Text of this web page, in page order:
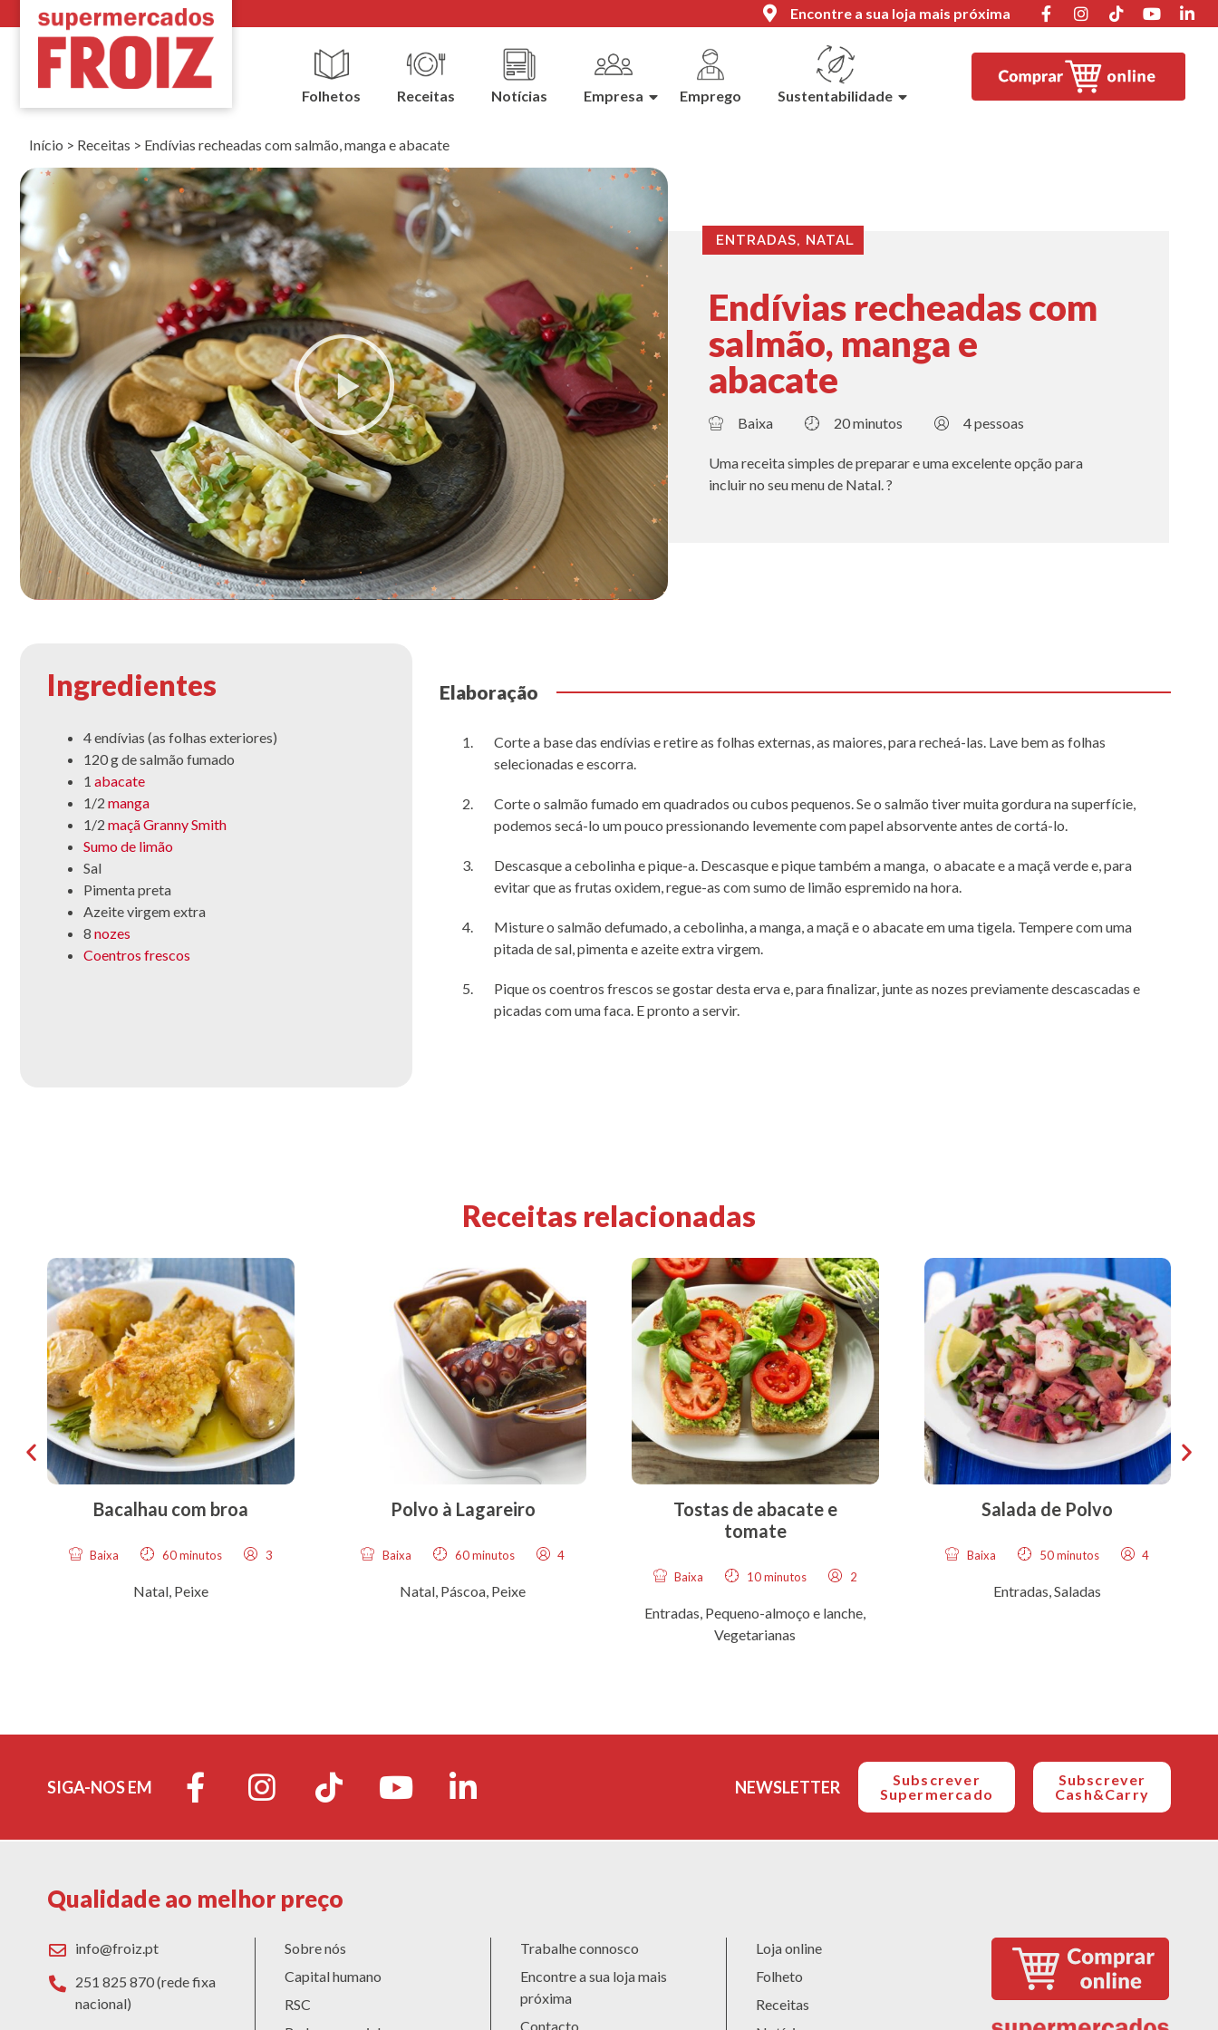
Encontre a sua loja mais próxima
Folhetos Receitas Notícias Empresa Emprego Sustentabilidade
Início > Receitas > Endívias recheadas com salmão, manga e abacate
ENTRADAS, NATAL
Endívias recheadas com
salmão, manga e
abacate
Baixa 20 minutos 4 pessoas
Uma receita simples de preparar e uma excelente opção para
incluir no seu menu de Natal. ?
Ingredientes
4 endívias (as folhas exteriores)
120 g de salmão fumado
1 abacate
1/2 manga
1/2 maçã Granny Smith
Sumo de limão
Sal
Pimenta preta
Azeite virgem extra
8 nozes
Coentros frescos
Elaboração
Corte a base das endívias e retire as folhas externas, as maiores, para recheá-las. Lave bem as folhas
selecionadas e escorra.
Corte o salmão fumado em quadrados ou cubos pequenos. Se o salmão tiver muita gordura na superfície,
podemos secá-lo um pouco pressionando levemente com papel absorvente antes de cortá-lo.
Descasque a cebolinha e pique-a. Descasque e pique também a manga, o abacate e a maçã verde e, para
evitar que as frutas oxidem, regue-as com sumo de limão espremido na hora.
Misture o salmão defumado, a cebolinha, a manga, a maçã e o abacate em uma tigela. Tempere com uma
pitada de sal, pimenta e azeite extra virgem.
Pique os coentros frescos se gostar desta erva e, para finalizar, junte as nozes previamente descascadas e
picadas com uma faca. E pronto a servir.
Receitas relacionadas
Bacalhau com broa
Baixa 60 minutos 3
Natal, Peixe
Polvo à Lagareiro
Baixa 60 minutos 4
Natal, Páscoa, Peixe
Tostas de abacate e
tomate
Baixa 10 minutos 2
Entradas, Pequeno-almoço e lanche,
Vegetarianas
Salada de Polvo
Baixa 50 minutos 4
Entradas,Saladas
SIGA-NOS EM NEWSLETTER
Subscrever
Supermercado
Subscrever
Cash&Carry
Qualidade ao melhor preço
info@froiz.pt
251 825 870 (rede fixa
nacional)
Sobre nós
Capital humano
RSC
Trabalhe connosco
Encontre a sua loja mais
próxima
Contacto
Loja online
Folheto
Receitas